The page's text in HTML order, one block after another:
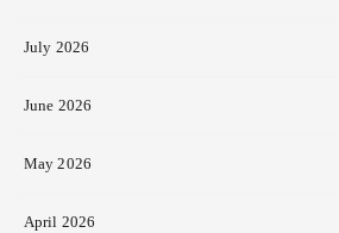
July 2026
June 2026
May 2026
April 2026